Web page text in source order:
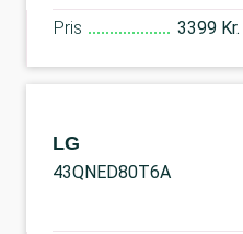
Pris 3399 Kr.
LG
43QNED80T6A